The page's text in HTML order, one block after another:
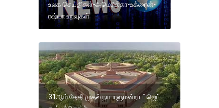
உலக செய்திகள்-அமெரிக்கா-உக்ரைன்-
ரஷ்யா உறவுகள்
31ஆம் தேதி முதல் நாடாளுமன்ற பட்ஜெட்